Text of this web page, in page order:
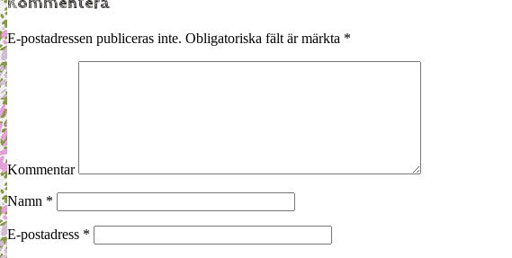
E-postadressen publiceras inte. Obligatoriska fält är märkta *
Kommentar
Namn *
E-postadress *